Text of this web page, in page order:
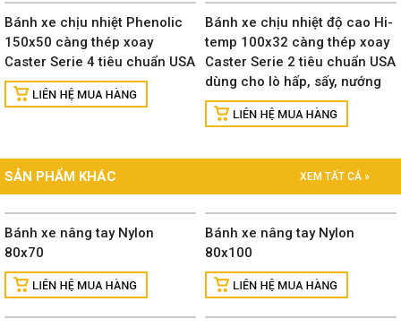
Bánh xe chịu nhiệt Phenolic
150x50 càng thép xoay
Caster Serie 4 tiêu chuẩn USA
Bánh xe chịu nhiệt độ cao Hi-
temp 100x32 càng thép xoay
Caster Serie 2 tiêu chuẩn USA
dùng cho lò hấp, sấy, nướng
SẢN PHẨM KHÁC XEM TẤT CẢ »
Bánh xe nâng tay Nylon
80x70
Bánh xe nâng tay Nylon
80x100